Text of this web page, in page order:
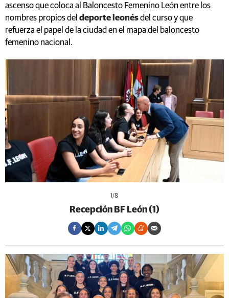
ascenso que coloca al Baloncesto Femenino León entre los
nombres propios del deporte leonésdel curso y que
refuerza el papel de la ciudad en el mapa del baloncesto
femenino nacional.
1/8
Recepción BF León (1)